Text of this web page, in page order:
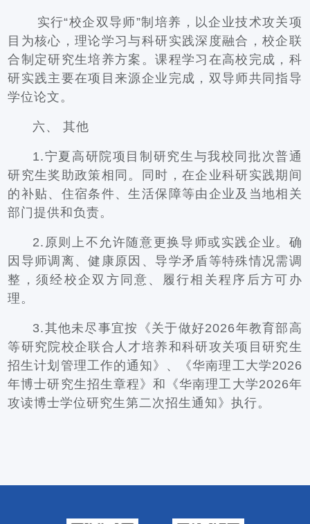
实行“校企双导师”制培养，以企业技术攻关项
目为核心，理论学习与科研实践深度融合，校企联
合制定研究生培养方案。课程学习在高校完成，科
研实践主要在项目来源企业完成，双导师共同指导
学位论文。
六、 其他
1.宁夏高研院项目制研究生与我校同批次普通
研究生奖助政策相同。同时，在企业科研实践期间
的补贴、住宿条件、生活保障等由企业及当地相关
部门提供和负责。
2.原则上不允许随意更换导师或实践企业。确
因导师调离、健康原因、导学矛盾等特殊情况需调
整，须经校企双方同意、履行相关程序后方可办
理。
3.其他未尽事宜按《关于做好2026年教育部高
等研究院校企联合人才培养和科研攻关项目研究生
招生计划管理工作的通知》、《华南理工大学2026
年博士研究生招生章程》和《华南理工大学2026年
攻读博士学位研究生第二次招生通知》执行。